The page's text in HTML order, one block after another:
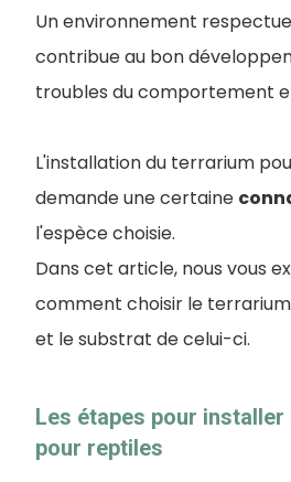
Un environnement
contribue au bon
troubles du comportement
L'installation du terrarium
demande une certaine
l'espèce choisie.
Dans cet article, nous vous
comment choisir le
et le substrat de celui-ci.
Les étapes pour
pour reptiles